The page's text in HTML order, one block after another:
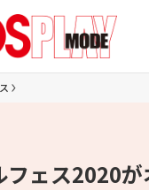
フェス2020